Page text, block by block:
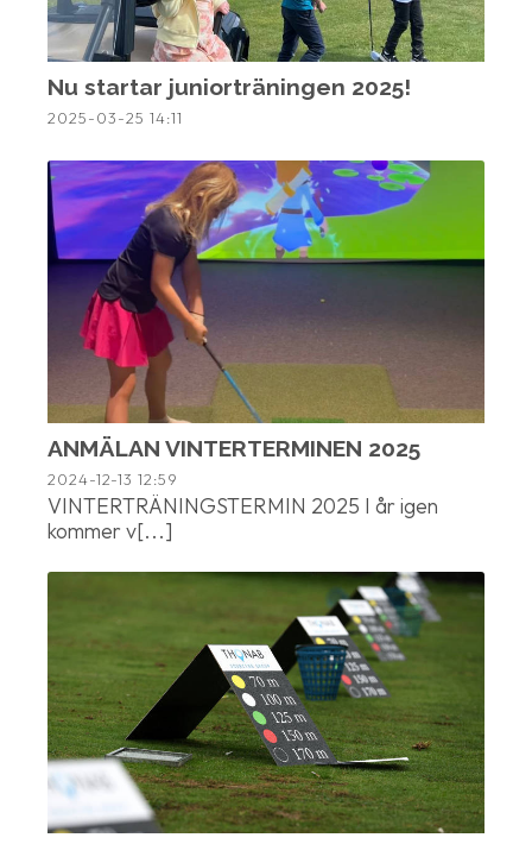
Nu startar juniorträningen 2025!
2025-03-25 14:11
ANMÄLAN VINTERTERMINEN 2025
2024-12-13 12:59
VINTERTRÄNINGSTERMIN 2025 I år igen
kommer v[...]